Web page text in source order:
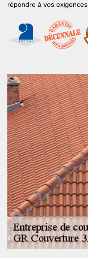
répondre à vos exigences.